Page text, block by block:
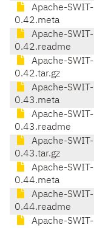
Apache-SWIT-
0.42.meta
Apache-SWIT-
0.42.readme
Apache-SWIT-
0.42.tar.gz
Apache-SWIT-
0.43.meta
Apache-SWIT-
0.43.readme
Apache-SWIT-
0.43.tar.gz
Apache-SWIT-
0.44.meta
Apache-SWIT-
0.44.readme
Apache-SWIT-